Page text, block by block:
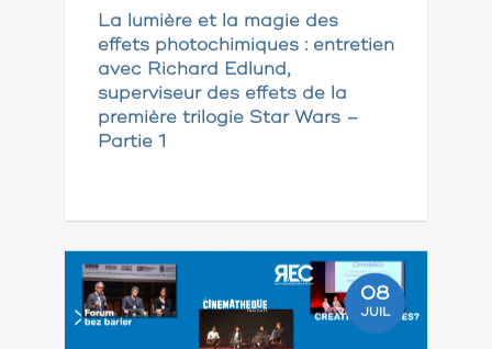
La lumière et la magie des
effets photochimiques : entretien
avec Richard Edlund,
superviseur des effets de la
première trilogie Star Wars –
Partie 1
08
JUIL